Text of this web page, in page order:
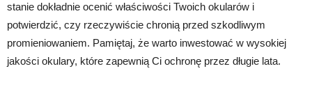
stanie dokładnie ocenić właściwości Twoich okularów i
potwierdzić, czy rzeczywiście chronią przed szkodliwym
promieniowaniem. Pamiętaj, że warto inwestować w wysokiej
jakości okulary, które zapewnią Ci ochronę przez długie lata.